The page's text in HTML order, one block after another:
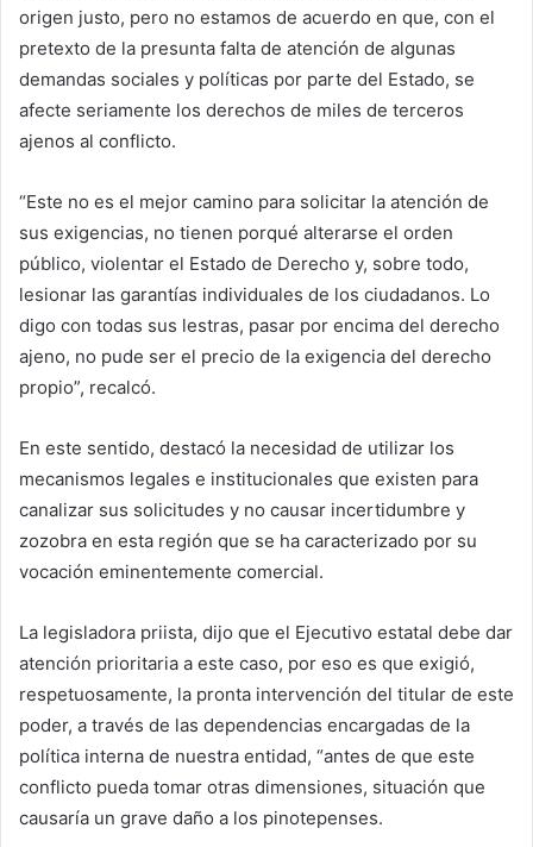
origen justo, pero no estamos de acuerdo en que, con el
pretexto de la presunta falta de atención de algunas
demandas sociales y políticas por parte del Estado, se
afecte seriamente los derechos de miles de terceros
ajenos al conflicto.
“Este no es el mejor camino para solicitar la atención de
sus exigencias, no tienen porqué alterarse el orden
público, violentar el Estado de Derecho y, sobre todo,
lesionar las garantías individuales de los ciudadanos. Lo
digo con todas sus lestras, pasar por encima del derecho
ajeno, no pude ser el precio de la exigencia del derecho
propio”, recalcó.
En este sentido, destacó la necesidad de utilizar los
mecanismos legales e institucionales que existen para
canalizar sus solicitudes y no causar incertidumbre y
zozobra en esta región que se ha caracterizado por su
vocación eminentemente comercial.
La legisladora priista, dijo que el Ejecutivo estatal debe dar
atención prioritaria a este caso, por eso es que exigió,
respetuosamente, la pronta intervención del titular de este
poder, a través de las dependencias encargadas de la
política interna de nuestra entidad, “antes de que este
conflicto pueda tomar otras dimensiones, situación que
causaría un grave daño a los pinotepenses.